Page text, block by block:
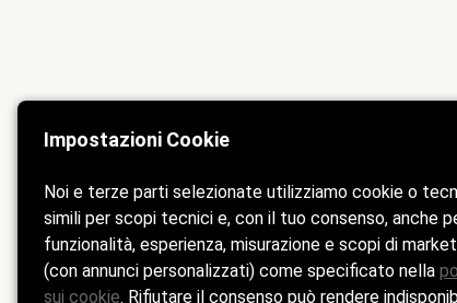
Impostazioni Cookie
Noi e terze parti selezionate utilizziamo cookie o
simili per scopi tecnici e, con il tuo consenso, anche
funzionalità, esperienza, misurazione e scopi di
(con annunci personalizzati) come specificato nella
sui cookie. Rifiutare il consenso può rendere